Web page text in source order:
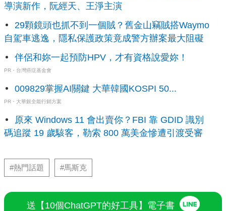
導演新作，阮經天、王淨主演
29顆鏡頭也抓不到一個賊？舊金山竊賊搭Waymo
自駕車逃逸，隱私保護政策竟成警方辦案最大阻礙
伴侶和妳一起預防HPV，才有資格說愛妳！
PR・台灣癌症基金會
009829掌握AI關鍵 大華韓國KOSPI 50...
PR・大華銀全能行銷方案
原來 Windows 11 會出賣你？FBI 靠 GDID 識別
碼追蹤 19 歲駭客，勒索 800 萬美金慘遭引渡受審
#熱門話題 #馬斯克
送【10個ChatGPT的好工具】電子書